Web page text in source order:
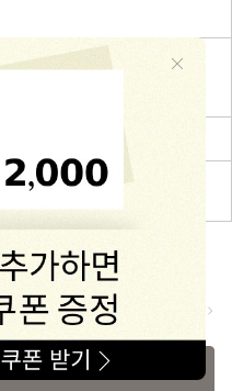
결 규정에 따름